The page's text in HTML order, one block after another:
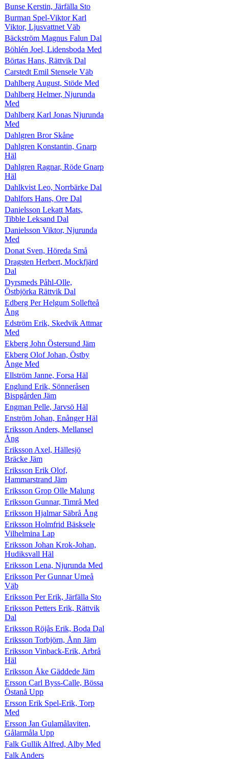
Bunse Kerstin, Järfälla Sto
Burman Spel-Viktor Karl
Viktor, Ljusvattnet Väb
Bäckström Magnus Falun Dal
Böhlén Joel, Lidensboda Med
Börtas Hans, Rättvik Dal
Carstedt Emil Stensele Väb
Dahlberg August, Stöde Med
Dahlberg Helmer, Njurunda
Med
Dahlberg Karl Jonas Njurunda
Med
Dahlgren Bror Skåne
Dahlgren Konstantin, Gnarp
Häl
Dahlgren Ragnar, Röde Gnarp
Häl
Dahlkvist Leo, Norrbärke Dal
Dahlfors Hans, Ore Dal
Danielsson Lekatt Mats,
Tibble Leksand Dal
Danielsson Viktor, Njurunda
Med
Donat Sven, Höreda Små
Dragsten Herbert, Mockfjärd
Dal
Dyrsmeds Påhl-Olle,
Östbjörka Rättvik Dal
Edberg Per Helgum Sollefteå
Ång
Edström Erik, Skedvik Attmar
Med
Ekberg John Östersund Jäm
Ekberg Olof Johan, Östby
Ånge Med
Ellström Janne, Forsa Häl
Englund Erik, Sönneråsen
Bispgården Jäm
Engman Pelle, Jarvsö Häl
Enström Johan, Enånger Häl
Eriksson Anders, Mellansel
Ång
Eriksson Axel, Hällesjö
Bräcke Jäm
Eriksson Erik Olof,
Hammarstrand Jäm
Eriksson Grop Olle Malung
Eriksson Gunnar, Timrå Med
Eriksson Hjalmar Säbrå Ång
Eriksson Holmfrid Bäsksele
Vilhelmina Lap
Eriksson Johan Krok-Johan,
Hudiksvall Häl
Eriksson Lena, Njurunda Med
Eriksson Per Gunnar Umeå
Väb
Eriksson Per Erik, Järfälla Sto
Eriksson Petters Erik, Rättvik
Dal
Eriksson Röjås Erik, Boda Dal
Eriksson Torbjörn, Ånn Jäm
Eriksson Vinback-Erik, Arbrå
Häl
Eriksson Åke Gäddede Jäm
Ersson Carl Byss-Calle, Bössa
Östanå Upp
Ersson Erik Spel-Erik, Torp
Med
Ersson Jan Gulamålaviten,
Gålarmåla Upp
Falk Gullik Alfred, Alby Med
Falk Anders